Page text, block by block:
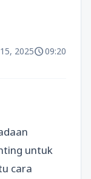
2025schedule09:20
untuk
cara